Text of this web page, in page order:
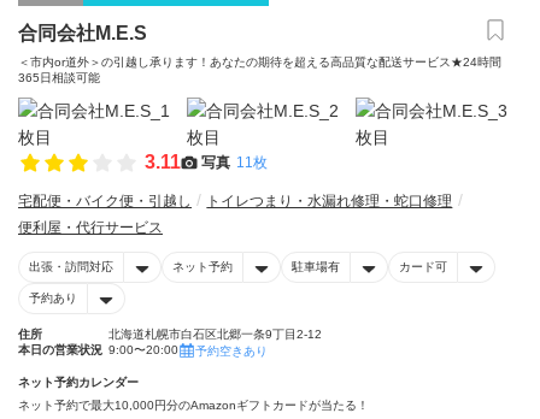
合同会社M.E.S
＜市内or道外＞の引越し承ります！あなたの期待を超える高品質な配送サービス★24時間
365日相談可能
3.11 写真 11枚
宅配便・バイク便・引越し
トイレつまり・水漏れ修理・蛇口修理
便利屋・代行サービス
出張・訪問対応 ネット予約 駐車場有 カード可
予約あり
住所
北海道札幌市白石区北郷一条9丁目2-12
本日の営業状況 9:00〜20:00 予約空きあり
ネット予約カレンダー
ネット予約で最大10,000円分のAmazonギフトカードが当たる！